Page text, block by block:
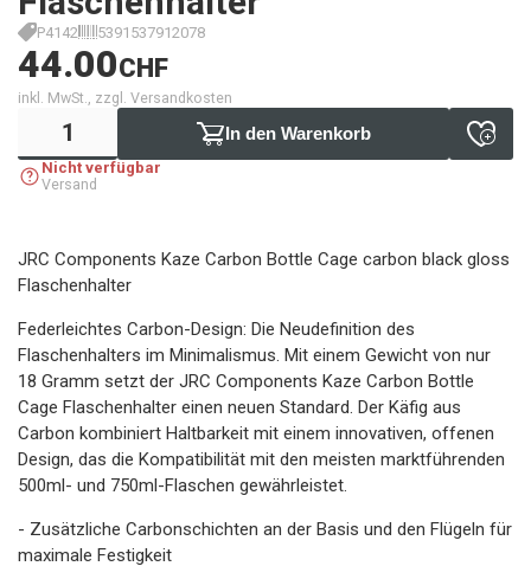
P4142 5391537912078
44.00CHF
inkl. MwSt., zzgl. Versandkosten
In den Warenkorb
Nicht verfügbar
Versand
JRC Components Kaze Carbon Bottle Cage carbon black gloss
Flaschenhalter
Federleichtes Carbon-Design: Die Neudefinition des
Flaschenhalters im Minimalismus. Mit einem Gewicht von nur
18 Gramm setzt der JRC Components Kaze Carbon Bottle
Cage Flaschenhalter einen neuen Standard. Der Käfig aus
Carbon kombiniert Haltbarkeit mit einem innovativen, offenen
Design, das die Kompatibilität mit den meisten marktführenden
500ml- und 750ml-Flaschen gewährleistet.
- Zusätzliche Carbonschichten an der Basis und den Flügeln für
maximale Festigkeit